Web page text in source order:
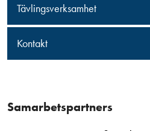
Tävlingsverksamhet
Kontakt
Samarbetspartners